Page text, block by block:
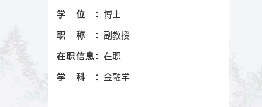
学位： 博士
职称： 副教授
在职信息： 在职
学科： 金融学